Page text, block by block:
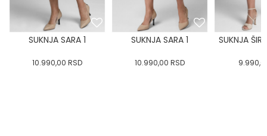
SUKNJA SARA 1
10.990,00 RSD
SUKNJA SARA 1
10.990,00 RSD
SUKNJA